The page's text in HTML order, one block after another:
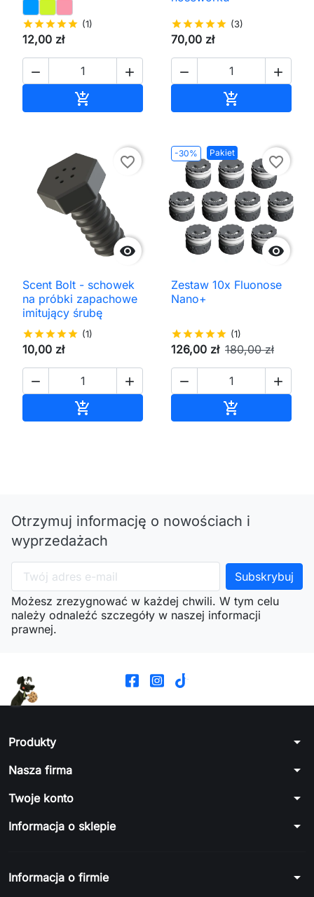
starstarstarstarstar (1)
12,00 zł
 

starstarstarstarstar (3)
70,00 zł
 


favorite_border
Scent Bolt - schowek
na próbki zapachowe
imitujący śrubę
starstarstarstarstar (1)
10,00 zł
 

-30% Pakiet

favorite_border
Zestaw 10x Fluonose
Nano+
starstarstarstarstar (1)
126,00 zł 180,00 zł
 

Otrzymuj informację o nowościach i
wyprzedażach
Możesz zrezygnować w każdej chwili. W tym celu
należy odnaleźć szczegóły w naszej informacji
prawnej.
Produkty arrow_drop_down
Nasza firma arrow_drop_down
Twoje konto arrow_drop_down
Informacja o sklepie arrow_drop_down
Informacja o firmie arrow_drop_down